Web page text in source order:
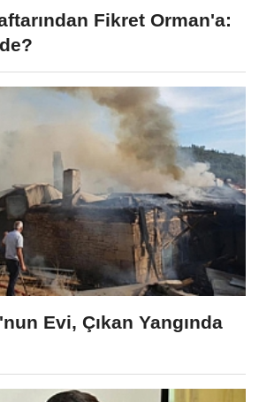
Fikret Orman'a:
Evi, Çıkan Yangında